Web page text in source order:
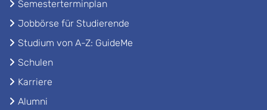
Semesterterminplan
Jobbörse für Studierende
Studium von A-Z: GuideMe
Schulen
Karriere
Alumni